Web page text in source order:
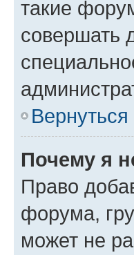
такие
совершать
Почему я
Право
форума,
может не